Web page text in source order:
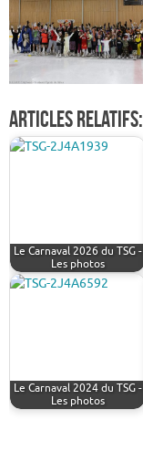
Articles relatifs:
Le Carnaval 2026 du TSG -
Les photos
Le Carnaval 2024 du TSG -
Les photos